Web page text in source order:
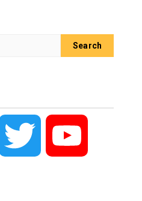
Instagram Twitter